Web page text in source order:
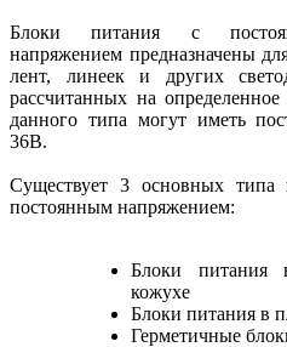
Блоки питания с
напряжением предназначены
лент, линеек и других
рассчитанных на
данного типа могут иметь
36В.
Существует 3 основных типа
постоянным напряжением:
Блоки питания
кожухе
Блоки питания в
Герметичные